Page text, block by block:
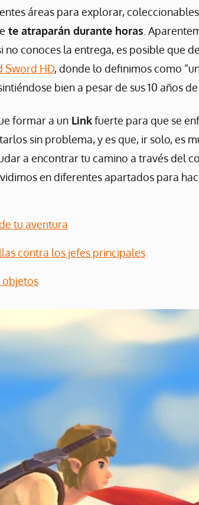
áreas para explorar,
te atraparán durante horas .
no conoces la entrega, es posible que
Sword HD, donde lo definimos como
bien a pesar de sus 10 años
formar a un Linkfuerte para que se
sin problema, y es que, ir solo, es
a encontrar tu camino a través del
en diferentes apartados para
tu aventura
contra los jefes principales
objetos